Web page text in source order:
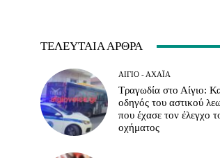
ΤΕΛΕΥΤΑΊΑ ΆΡΘΡΑ
ΑΊΓΙΟ - ΑΧΑΪ́Α
Τραγωδία στο Αίγιο:
οδηγός του αστικού
που έχασε τον έλεγχο
οχήματος